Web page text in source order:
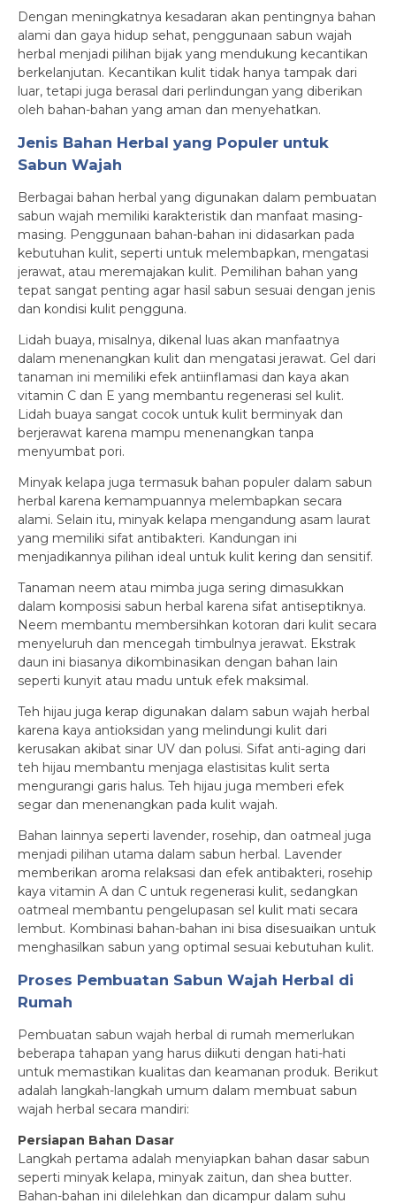
Dengan meningkatnya kesadaran akan pentingnya bahan
alami dan gaya hidup sehat, penggunaan sabun wajah
herbal menjadi pilihan bijak yang mendukung kecantikan
berkelanjutan. Kecantikan kulit tidak hanya tampak dari
luar, tetapi juga berasal dari perlindungan yang diberikan
oleh bahan-bahan yang aman dan menyehatkan.
Jenis Bahan Herbal yang Populer untuk
Sabun Wajah
Berbagai bahan herbal yang digunakan dalam pembuatan
sabun wajah memiliki karakteristik dan manfaat masing-
masing. Penggunaan bahan-bahan ini didasarkan pada
kebutuhan kulit, seperti untuk melembapkan, mengatasi
jerawat, atau meremajakan kulit. Pemilihan bahan yang
tepat sangat penting agar hasil sabun sesuai dengan jenis
dan kondisi kulit pengguna.
Lidah buaya, misalnya, dikenal luas akan manfaatnya
dalam menenangkan kulit dan mengatasi jerawat. Gel dari
tanaman ini memiliki efek antiinflamasi dan kaya akan
vitamin C dan E yang membantu regenerasi sel kulit.
Lidah buaya sangat cocok untuk kulit berminyak dan
berjerawat karena mampu menenangkan tanpa
menyumbat pori.
Minyak kelapa juga termasuk bahan populer dalam sabun
herbal karena kemampuannya melembapkan secara
alami. Selain itu, minyak kelapa mengandung asam laurat
yang memiliki sifat antibakteri. Kandungan ini
menjadikannya pilihan ideal untuk kulit kering dan sensitif.
Tanaman neem atau mimba juga sering dimasukkan
dalam komposisi sabun herbal karena sifat antiseptiknya.
Neem membantu membersihkan kotoran dari kulit secara
menyeluruh dan mencegah timbulnya jerawat. Ekstrak
daun ini biasanya dikombinasikan dengan bahan lain
seperti kunyit atau madu untuk efek maksimal.
Teh hijau juga kerap digunakan dalam sabun wajah herbal
karena kaya antioksidan yang melindungi kulit dari
kerusakan akibat sinar UV dan polusi. Sifat anti-aging dari
teh hijau membantu menjaga elastisitas kulit serta
mengurangi garis halus. Teh hijau juga memberi efek
segar dan menenangkan pada kulit wajah.
Bahan lainnya seperti lavender, rosehip, dan oatmeal juga
menjadi pilihan utama dalam sabun herbal. Lavender
memberikan aroma relaksasi dan efek antibakteri, rosehip
kaya vitamin A dan C untuk regenerasi kulit, sedangkan
oatmeal membantu pengelupasan sel kulit mati secara
lembut. Kombinasi bahan-bahan ini bisa disesuaikan untuk
menghasilkan sabun yang optimal sesuai kebutuhan kulit.
Proses Pembuatan Sabun Wajah Herbal di
Rumah
Pembuatan sabun wajah herbal di rumah memerlukan
beberapa tahapan yang harus diikuti dengan hati-hati
untuk memastikan kualitas dan keamanan produk. Berikut
adalah langkah-langkah umum dalam membuat sabun
wajah herbal secara mandiri:
Persiapan Bahan Dasar
Langkah pertama adalah menyiapkan bahan dasar sabun
seperti minyak kelapa, minyak zaitun, dan shea butter.
Bahan-bahan ini dilelehkan dan dicampur dalam suhu